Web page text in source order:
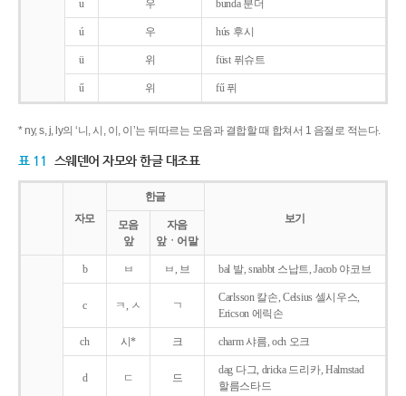
u 우 bunda 분더
ú 우 hús 후시
ü 위 füst 퓌슈트
ű 위 fű 퓌
* ny, s, j, ly의 ‘니, 시, 이, 이’는 뒤따르는 모음과 결합할 때 합쳐서 1 음절로 적는다.
표 11 스웨덴어 자모와 한글 대조표
자모
한글
보기
모음
앞
자음
앞ㆍ어말
b ㅂ ㅂ, 브 bal 발, snabbt 스납트, Jacob 야코브
c ㅋ, ㅅ ㄱ
Carlsson 칼손, Celsius 셀시우스,
Ericson 에릭손
ch 시* 크 charm 샤름, och 오크
d ㄷ 드
dag 다그, dricka 드리카, Halmstad
할름스타드